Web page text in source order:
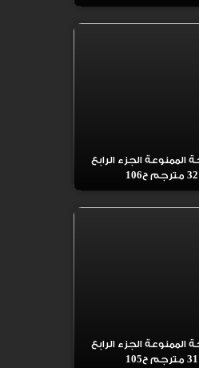
الجزء الرابع
الجزء الرابع